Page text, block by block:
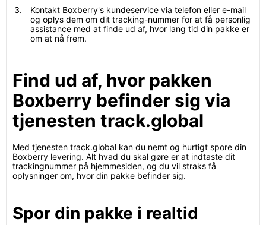
Kontakt Boxberry's kundeservice via telefon eller e-mail
og oplys dem om dit tracking-nummer for at få personlig
assistance med at finde ud af, hvor lang tid din pakke er
om at nå frem.
Find ud af, hvor pakken
Boxberry befinder sig via
tjenesten track.global
Med tjenesten track.global kan du nemt og hurtigt spore din
Boxberry levering. Alt hvad du skal gøre er at indtaste dit
trackingnummer på hjemmesiden, og du vil straks få
oplysninger om, hvor din pakke befinder sig.
Spor din pakke i realtid